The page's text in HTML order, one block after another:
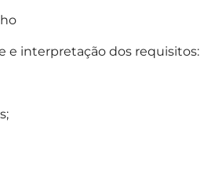
e interpretação dos requisitos: